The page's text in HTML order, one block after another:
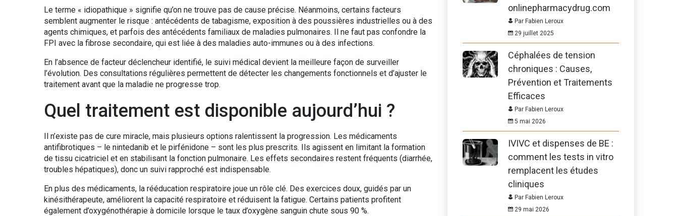
Le terme « idiopathique » signifie qu’on ne trouve pas de cause précise. Néanmoins, certains facteurs
semblent augmenter le risque : antécédents de tabagisme, exposition à des poussières industrielles ou à des
agents chimiques, et parfois des antécédents familiaux de maladies pulmonaires. Il ne faut pas confondre la
FPI avec la fibrose secondaire, qui est liée à des maladies auto-immunes ou à des infections.
En l’absence de facteur déclencheur identifié, le suivi médical devient la meilleure façon de surveiller
l’évolution. Des consultations régulières permettent de détecter les changements fonctionnels et d’ajuster le
traitement avant que la maladie ne progresse trop.
Quel traitement est disponible aujourd’hui ?
Il n’existe pas de cure miracle, mais plusieurs options ralentissent la progression. Les médicaments
antifibrotiques – le nintedanib et le pirfénidone – sont les plus prescrits. Ils agissent en limitant la formation
de tissu cicatriciel et en stabilisant la fonction pulmonaire. Les effets secondaires restent fréquents (diarrhée,
troubles hépatiques), donc un suivi rapproché est indispensable.
En plus des médicaments, la rééducation respiratoire joue un rôle clé. Des exercices doux, guidés par un
kinésithérapeute, améliorent la capacité respiratoire et réduisent la fatigue. Certains patients profitent
également d’oxygénothérapie à domicile lorsque le taux d’oxygène sanguin chute sous 90 %.
onlinepharmacydrug.com
Par Fabien Leroux
29 juillet 2025
Céphalées de tension
chroniques : Causes,
Prévention et Traitements
Efficaces
Par Fabien Leroux
5 mai 2026
IVIVC et dispenses de BE :
comment les tests in vitro
remplacent les études
cliniques
Par Fabien Leroux
29 mai 2026